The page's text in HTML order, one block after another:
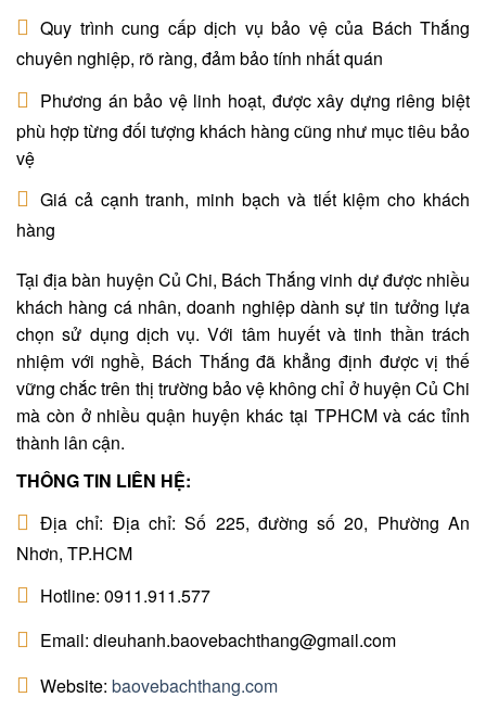
Quy trình cung cấp dịch vụ bảo vệ của Bách Thắng
chuyên nghiệp, rõ ràng, đảm bảo tính nhất quán
Phương án bảo vệ linh hoạt, được xây dựng riêng biệt
phù hợp từng đối tượng khách hàng cũng như mục tiêu bảo
vệ
Giá cả cạnh tranh, minh bạch và tiết kiệm cho khách
hàng
Tại địa bàn huyện Củ Chi, Bách Thắng vinh dự được nhiều
khách hàng cá nhân, doanh nghiệp dành sự tin tưởng lựa
chọn sử dụng dịch vụ. Với tâm huyết và tinh thần trách
nhiệm với nghề, Bách Thắng đã khẳng định được vị thế
vững chắc trên thị trường bảo vệ không chỉ ở huyện Củ Chi
mà còn ở nhiều quận huyện khác tại TPHCM và các tỉnh
thành lân cận.
THÔNG TIN LIÊN HỆ:
Địa chỉ: Địa chỉ: Số 225, đường số 20, Phường An
Nhơn, TP.HCM
Hotline: 0911.911.577
Email: dieuhanh.baovebachthang@gmail.com
Website: baovebachthang.com